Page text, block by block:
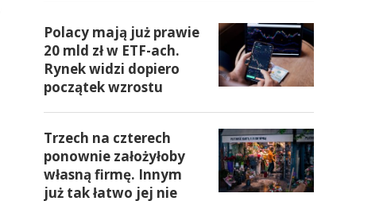
Polacy mają już prawie
20 mld zł w ETF-ach.
Rynek widzi dopiero
początek wzrostu
Trzech na czterech
ponownie założyłoby
własną firmę. Innym
już tak łatwo jej nie